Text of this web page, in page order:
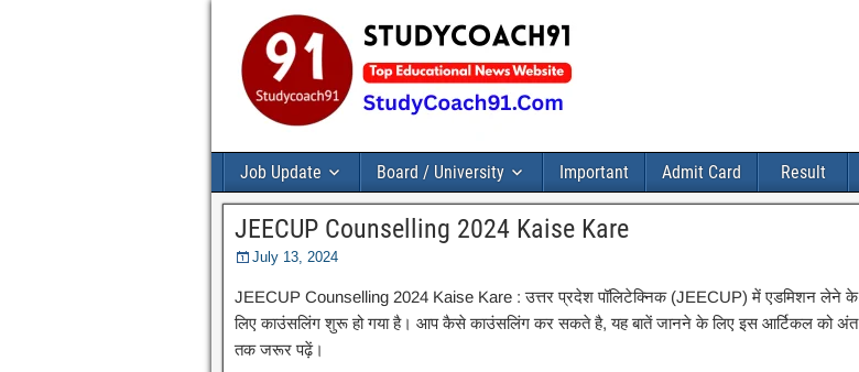
Job Update Board / University Important Admit Card Result
JEECUP Counselling 2024 Kaise Kare
July 13, 2024
JEECUP Counselling 2024 Kaise Kare : उत्तर प्रदेश पॉलिटेक्निक (JEECUP) में एडमिशन लेने के
लिए काउंसलिंग शुरू हो गया है। आप कैसे काउंसलिंग कर सकते है, यह बातें जानने के लिए इस आर्टिकल को अंत
तक जरूर पढ़ें।